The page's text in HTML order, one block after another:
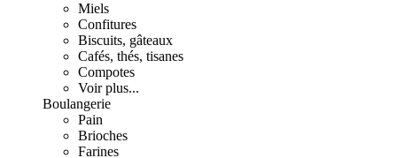
Miels
Confitures
Biscuits, gâteaux
Cafés, thés, tisanes
Compotes
Voir plus...
Boulangerie
Pain
Brioches
Farines